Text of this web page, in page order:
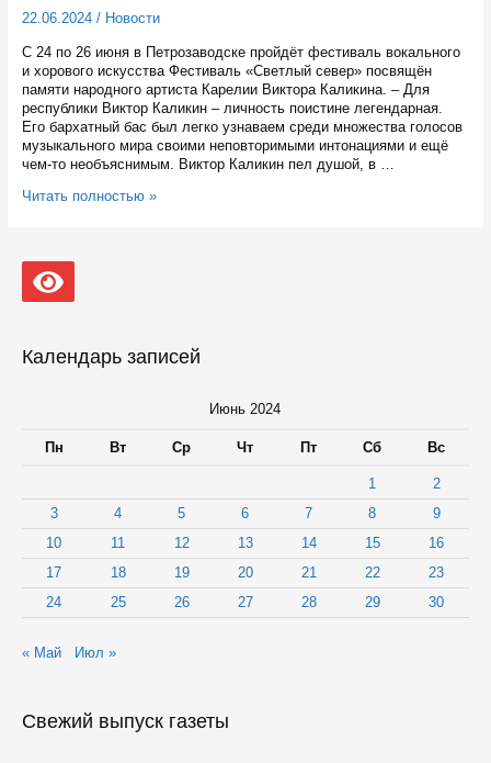
22.06.2024/ Новости
С 24 по 26 июня в Петрозаводске пройдёт фестиваль вокального
и хорового искусства Фестиваль «Светлый север» посвящён
памяти народного артиста Карелии Виктора Каликина. – Для
республики Виктор Каликин – личность поистине легендарная.
Его бархатный бас был легко узнаваем среди множества голосов
музыкального мира своими неповторимыми интонациями и ещё
чем-то необъяснимым. Виктор Каликин пел душой, в …
Фестиваль
искусства
пройдёт
в
24
Читать полностью »
Календарь записей
Июнь 2024
Пн Вт Ср Чт Пт Сб Вс
1
2
3
4 5 6 7 8
9
10
11 12 13 14 15
16
17
18 19 20 21 22
23
24
25 26 27 28 29 30
« Май Июл »
Свежий выпуск газеты